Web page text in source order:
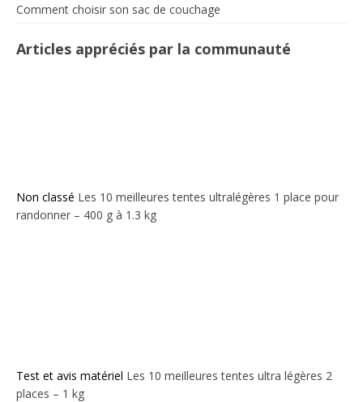
Comment choisir son sac de couchage
Articles appréciés par la communauté
Non classé Les 10 meilleures tentes ultralégères 1 place pour
randonner – 400 g à 1.3 kg
Test et avis matériel Les 10 meilleures tentes ultra légères 2
places – 1 kg